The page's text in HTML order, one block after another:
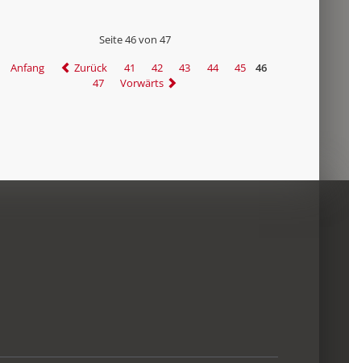
Seite 46 von 47
Anfang
Zurück 41 42 43 44 45
46
47
Vorwärts